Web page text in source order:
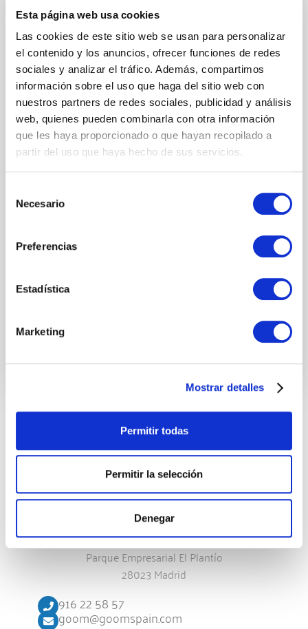
Esta página web usa cookies
Las cookies de este sitio web se usan para personalizar
el contenido y los anuncios, ofrecer funciones de redes
sociales y analizar el tráfico. Además, compartimos
información sobre el uso que haga del sitio web con
nuestros partners de redes sociales, publicidad y análisis
web, quienes pueden combinarla con otra información
que les haya proporcionado o que hayan recopilado a
partir del uso que haya hecho de sus servicios.
Necesario
Preferencias
Estadística
Marketing
Mostrar detalles
Permitir todas
Permitir la selección
Denegar
Provincia
Mensaje
Madrid
Ochandiano, 6, 1ºC
Parque Empresarial El Plantío
28023 Madrid
916 22 58 57
goom@goomspain.com